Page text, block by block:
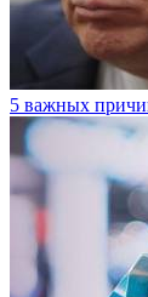
5 важных